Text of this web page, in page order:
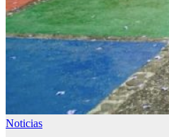
Noticias